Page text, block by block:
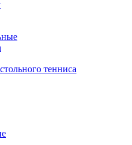
тенниса